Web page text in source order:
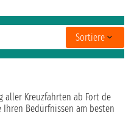
Sortiere
aller Kreuzfahrten ab Fort de
Bedürfnissen am besten